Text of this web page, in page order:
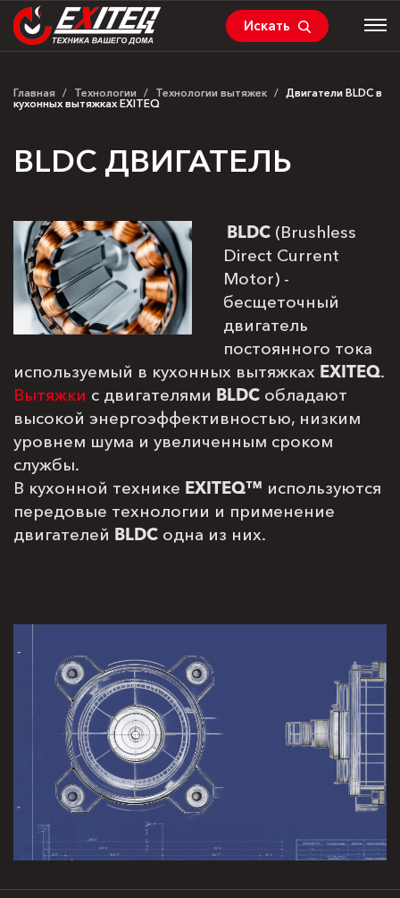
Искать
Главная / Технологии / Технологии вытяжек / Двигатели BLDC в
кухонных вытяжках EXITEQ
BLDC ДВИГАТЕЛЬ
BLDC (Brushless
Direct Current
Motor) -
бесщеточный
двигатель
постоянного тока
используемый в кухонных вытяжках EXITEQ.
Вытяжки с двигателями BLDC обладают
высокой энергоэффективностью, низким
уровнем шума и увеличенным сроком
службы.
В кухонной технике EXITEQ™ используются
передовые технологии и применение
двигателей BLDC одна из них.